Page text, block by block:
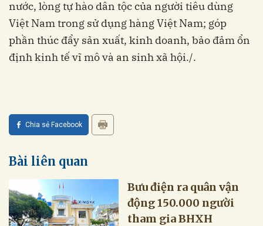
nước, lòng tự hào dân tộc của người tiêu dùng
Việt Nam trong sử dụng hàng Việt Nam; góp
phần thúc đẩy sản xuất, kinh doanh, bảo đảm ổn
định kinh tế vĩ mô và an sinh xã hội./.
Chia sẻ Facebook
Bài liên quan
Bưu điện ra quân vận
động 150.000 người
tham gia BHXH